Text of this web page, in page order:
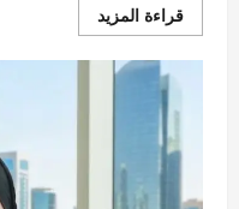
قراءة المزيداقرأ
المزيد
وقف